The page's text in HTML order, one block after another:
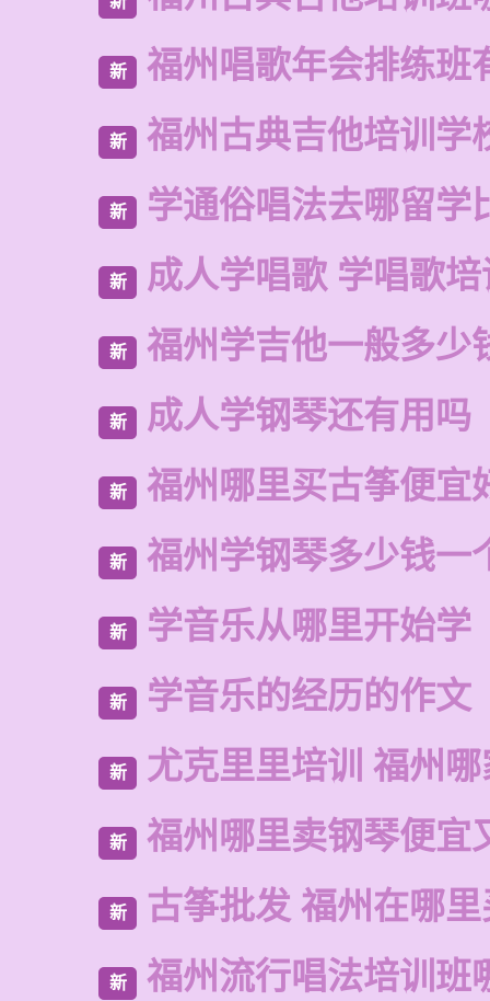
新 福州唱歌年会排练班
新 福州古典吉他培训学
新 学通俗唱法去哪留学
新 成人学唱歌 学唱歌培
新 福州学吉他一般多少
新 成人学钢琴还有用吗
新 福州哪里买古筝便宜
新 福州学钢琴多少钱一
新 学音乐从哪里开始学
新 学音乐的经历的作文
新 尤克里里培训 福州
新 福州哪里卖钢琴便宜
新 古筝批发 福州在哪
新 福州流行唱法培训班